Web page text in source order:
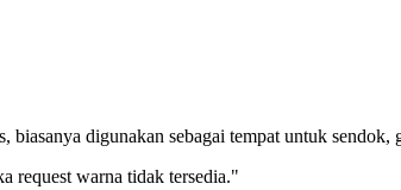
biasanya digunakan sebagai tempat untuk
request warna tidak tersedia."